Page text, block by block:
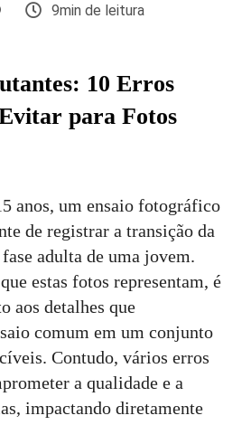
9min de leitura
10 Erros
para Fotos
anos, um ensaio fotográfico
de registrar a transição da
adulta de uma jovem.
estas fotos representam, é
aos detalhes que
comum em um conjunto
Contudo, vários erros
a qualidade e a
impactando diretamente